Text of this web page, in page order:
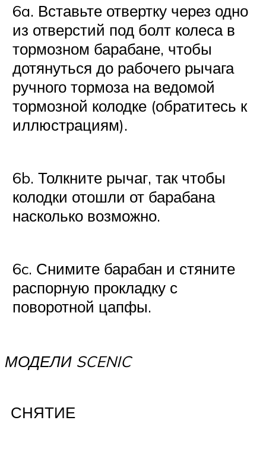
6a. Вставьте отвертку через одно
из отверстий под болт колеса в
тормозном барабане, чтобы
дотянуться до рабочего рычага
ручного тормоза на ведомой
тормозной колодке (обратитесь к
иллюстрациям).
6b. Толкните рычаг, так чтобы
колодки отошли от барабана
насколько возможно.
6c. Снимите барабан и стяните
распорную прокладку с
поворотной цапфы.
МОДЕЛИ SCENIC
СНЯТИЕ